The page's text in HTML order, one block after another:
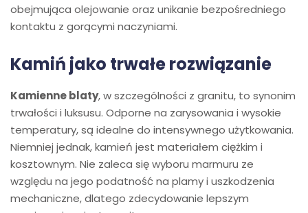
obejmująca olejowanie oraz unikanie bezpośredniego
kontaktu z gorącymi naczyniami.
Kamiń jako trwałe rozwiązanie
Kamienne blaty, w szczególności z granitu, to synonim
trwałości i luksusu. Odporne na zarysowania i wysokie
temperatury, są idealne do intensywnego użytkowania.
Niemniej jednak, kamień jest materiałem ciężkim i
kosztownym. Nie zaleca się wyboru marmuru ze
względu na jego podatność na plamy i uszkodzenia
mechaniczne, dlatego zdecydowanie lepszym